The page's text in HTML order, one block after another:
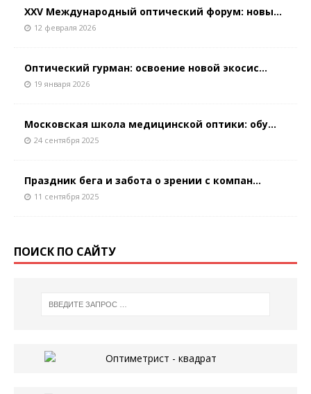
XXV Международный оптический форум: новы...
12 февраля 2026
Оптический гурман: освоение новой экосис...
19 января 2026
Московская школа медицинской оптики: обу...
24 сентября 2025
Праздник бега и забота о зрении с компан...
11 сентября 2025
ПОИСК ПО САЙТУ